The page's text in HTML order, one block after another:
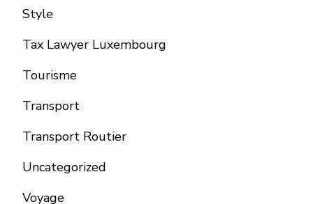
Style
Tax Lawyer Luxembourg
Tourisme
Transport
Transport Routier
Uncategorized
Voyage